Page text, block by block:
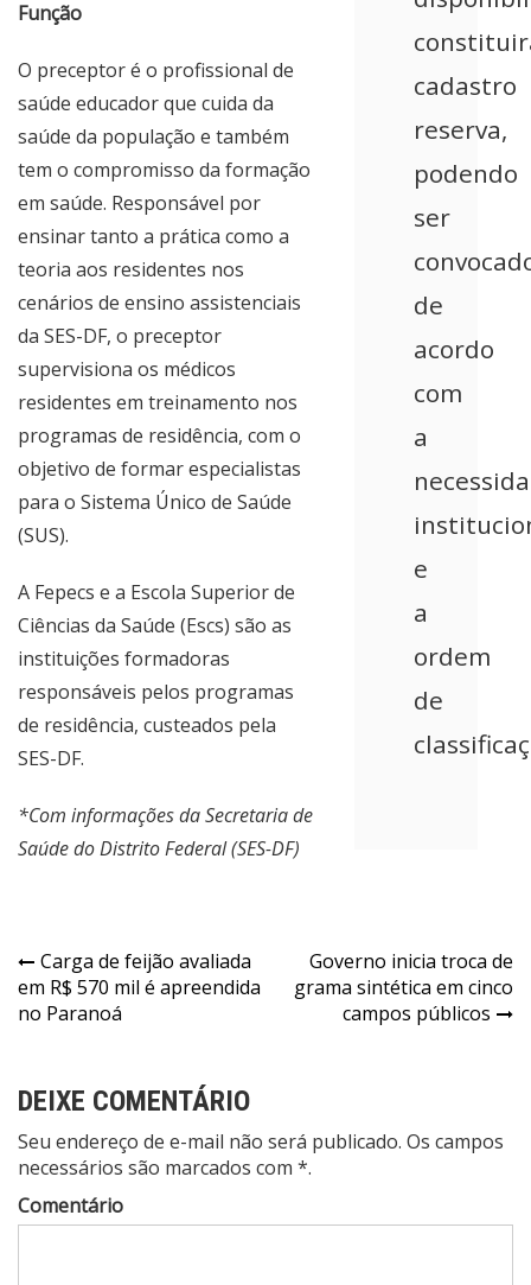
cadastro
reserva,
podendo
ser
de
acordo
com
a
e
a
ordem
de
Função
O preceptor é o profissional de
saúde educador que cuida da
saúde da população e também
tem o compromisso da formação
em saúde. Responsável por
ensinar tanto a prática como a
teoria aos residentes nos
cenários de ensino assistenciais
da SES-DF, o preceptor
supervisiona os médicos
residentes em treinamento nos
programas de residência, com o
objetivo de formar especialistas
para o Sistema Único de Saúde
(SUS).
A Fepecs e a Escola Superior de
Ciências da Saúde (Escs) são as
instituições formadoras
responsáveis pelos programas
de residência, custeados pela
SES-DF.
*Com informações da Secretaria de
Saúde do Distrito Federal (SES-DF)
Navegação
de
Carga de feijão avaliada
em R$ 570 mil é apreendida
no Paranoá
Governo inicia troca de
grama sintética em cinco
campos públicos
DEIXE COMENTÁRIO
Seu endereço de e-mail não será publicado. Os campos
necessários são marcados com *.
Comentário